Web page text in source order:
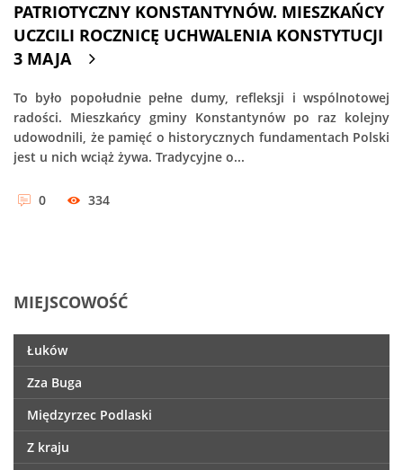
PATRIOTYCZNY KONSTANTYNÓW. MIESZKAŃCY
UCZCILI ROCZNICĘ UCHWALENIA KONSTYTUCJI
3 MAJA
To było popołudnie pełne dumy, refleksji i wspólnotowej
radości. Mieszkańcy gminy Konstantynów po raz kolejny
udowodnili, że pamięć o historycznych fundamentach Polski
jest u nich wciąż żywa. Tradycyjne o...
0 334
MIEJSCOWOŚĆ
Łuków
Zza Buga
Międzyrzec Podlaski
Z kraju